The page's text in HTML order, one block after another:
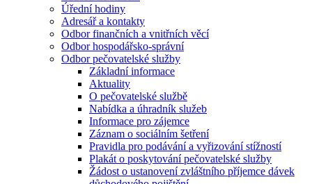
Úřední hodiny
Adresář a kontakty
Odbor finančních a vnitřních věcí
Odbor hospodářsko-správní
Odbor pečovatelské služby
Základní informace
Aktuality
O pečovatelské službě
Nabídka a úhradník služeb
Informace pro zájemce
Záznam o sociálním šetření
Pravidla pro podávání a vyřizování stížností
Plakát o poskytování pečovatelské služby
Žádost o ustanovení zvláštního příjemce dávek